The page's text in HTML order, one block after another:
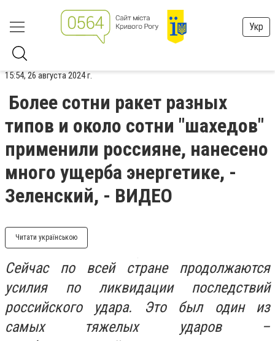
Укр
15:54, 26 августа 2024 г.
Более сотни ракет разных
типов и около сотни "шахедов"
применили россияне, нанесено
много ущерба энергетике, -
Зеленский, - ВИДЕО
Читати українською
Сейчас по всей стране продолжаются
усилия по ликвидации последствий
российского удара. Это был один из
самых тяжелых ударов –